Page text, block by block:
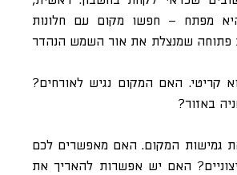
מפתח – חפשו מקום עם חלונות
פתוחה שמנצלת את אור השמש הנהדר
קריטי. האם המקום נגיש לאורחים?
באזור?
גמישות המקום. האם מאפשרים לכם
האם יש אפשרות להאריך את